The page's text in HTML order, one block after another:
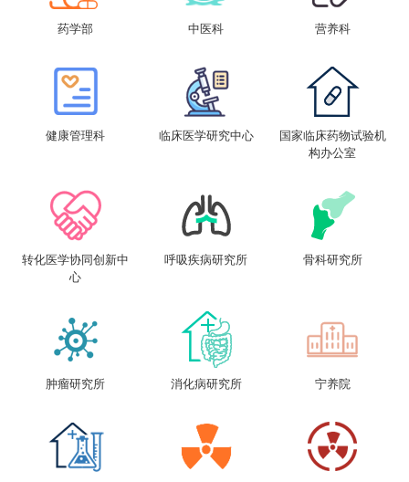
药学部 中医科 营养科
健康管理科 临床医学研究中心
国家临床药物试验机
构办公室
转化医学协同创新中
心
呼吸疾病研究所 骨科研究所
肿瘤研究所 消化病研究所 宁养院